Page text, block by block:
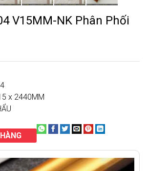
V15MM-NK Phân Phối
x 2440MM